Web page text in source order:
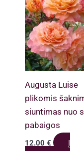
Augusta Luise
plikomis
siuntimas nuo
pabaigos
12.00 € Į